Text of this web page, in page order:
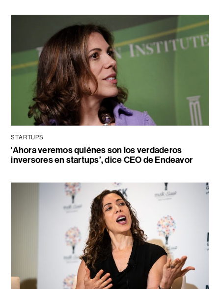
STARTUPS
‘Ahora veremos quiénes son los verdaderos
inversores en startups’, dice CEO de Endeavor